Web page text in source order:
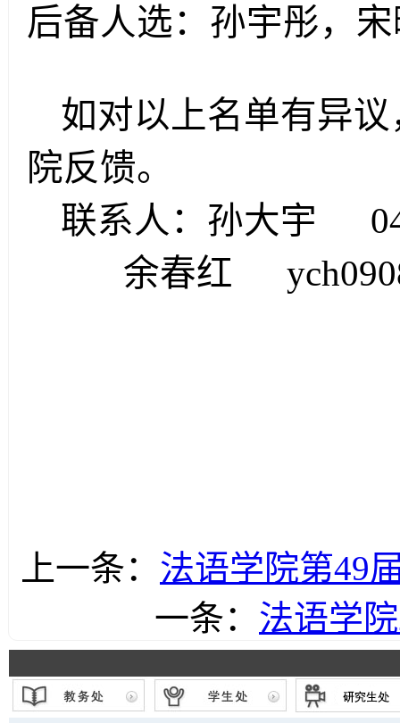
后备人选 ： 孙宇彤 ，
如对以上名单有异
院反馈。
联系人 ： 孙大宇
余春红
上一条： 法语学院第49
一条： 法语学